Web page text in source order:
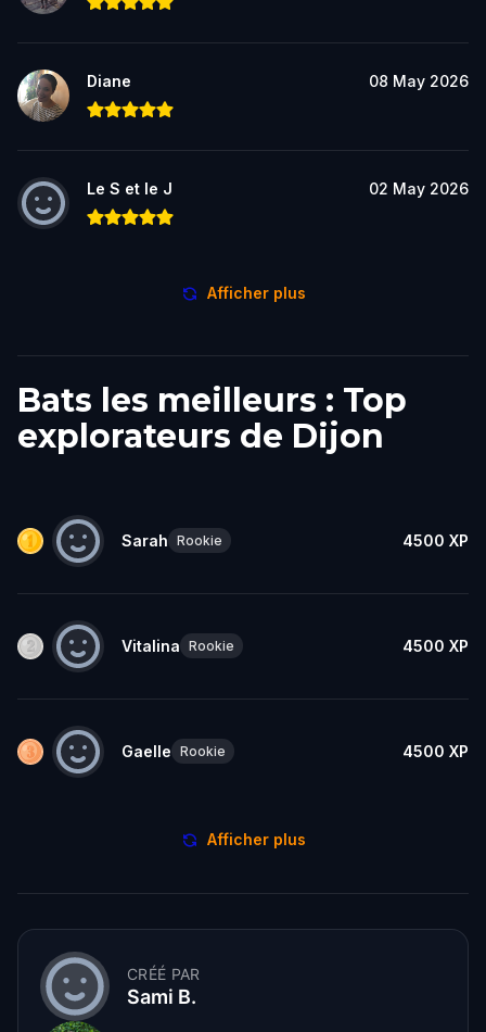
Diane 08 May 2026
Le S et le J 02 May 2026
Afficher plus
Bats les meilleurs : Top
explorateurs de Dijon
Sarah Rookie 4500 XP
Vitalina Rookie 4500 XP
Gaelle Rookie 4500 XP
Afficher plus
CRÉÉ PAR
Sami B.